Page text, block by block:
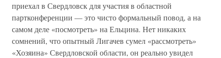
приехал в Свердловск для участия в областной
партконференции — это чисто формальный повод, а на
самом деле «посмотреть» на Ельцина. Нет никаких
сомнений, что опытный Лигачев сумел «рассмотреть»
«Хозяина» Свердловской области, он реально увидел